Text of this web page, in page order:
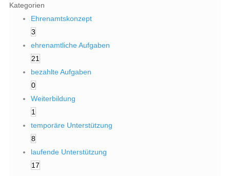
Kategorien
Ehrenamtskonzept
3
ehrenamtliche Aufgaben
21
bezahlte Aufgaben
0
Weiterbildung
1
temporäre Unterstützung
8
laufende Unterstützung
17